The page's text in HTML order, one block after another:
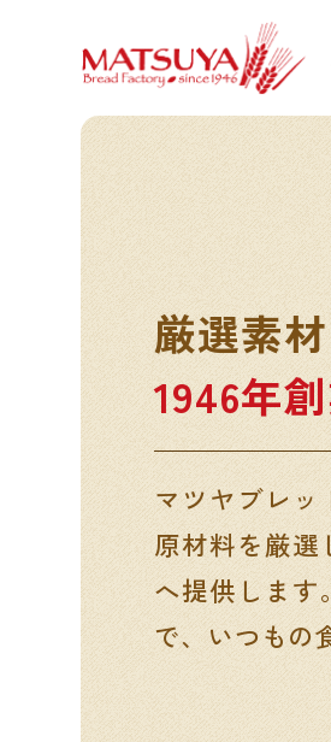
厳選素
1946年
マツヤブレッ
原材料を厳選
へ提供します
で、いつもの